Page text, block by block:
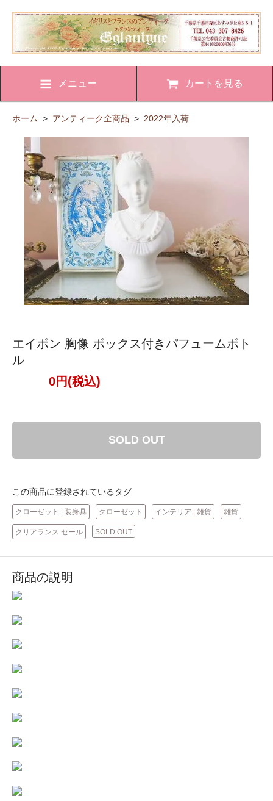
メニュー カートを見る
ホーム > アンティーク全商品 > 2022年入荷
エイボン 胸像 ボックス付きパフュームボト
ル
0円(税込)
SOLD OUT
この商品に登録されているタグ
クローゼット | 装身具 クローゼット インテリア | 雑貨 雑貨
クリアランス セール SOLD OUT
商品の説明